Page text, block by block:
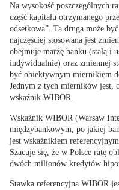
Na wysokość poszczególnych
część kapitału otrzymanego
odsetkowa”. Ta druga może
najczęściej stosowana jest
obejmuje marżę banku (stałą i
indywidualnie) oraz zmiennej
być obiektywnym miernikiem
Jednym z tych mierników jest,
wskaźnik WIBOR.
Wskaźnik WIBOR (Warsaw
międzybankowym po jakiej
jest wskaźnikiem
Szacuje się, że w Polsce ratę
dwóch milionów kredytów
Stawka referencyjna WIBOR